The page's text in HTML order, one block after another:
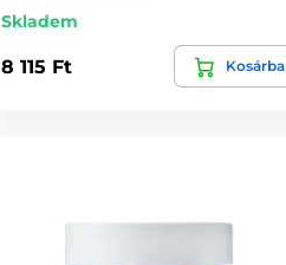
Skladem
8 115 Ft Kosárba